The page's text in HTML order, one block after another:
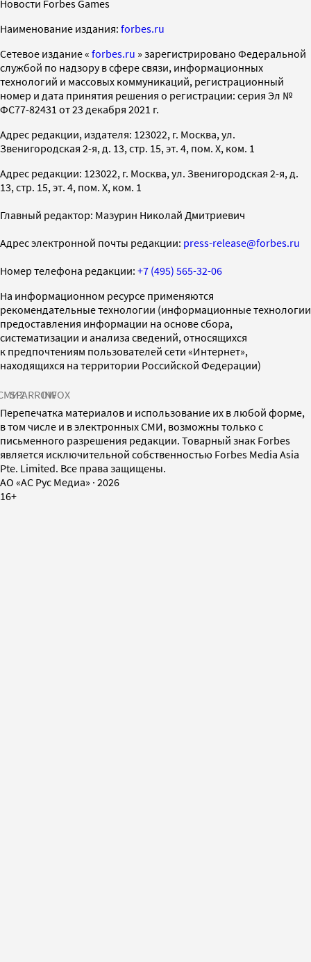
Новости Forbes Games
Наименование издания: forbes.ru
Cетевое издание « forbes.ru » зарегистрировано Федеральной
службой по надзору в сфере связи, информационных
технологий и массовых коммуникаций, регистрационный
номер и дата принятия решения о регистрации: серия Эл №
ФС77-82431 от 23 декабря 2021 г.
Адрес редакции, издателя: 123022, г. Москва, ул.
Звенигородская 2-я, д. 13, стр. 15, эт. 4, пом. X, ком. 1
Адрес редакции: 123022, г. Москва, ул. Звенигородская 2-я, д.
13, стр. 15, эт. 4, пом. X, ком. 1
Главный редактор: Мазурин Николай Дмитриевич
Адрес электронной почты редакции: press-release@forbes.ru
Номер телефона редакции: +7 (495) 565-32-06
На информационном ресурсе применяются
рекомендательные технологии (информационные технологии
предоставления информации на основе сбора,
систематизации и анализа сведений, относящихся
к предпочтениям пользователей сети «Интернет»,
находящихся на территории Российской Федерации)
SPARROWINFOX
Перепечатка материалов и использование их в любой форме,
в том числе и в электронных СМИ, возможны только с
письменного разрешения редакции. Товарный знак Forbes
является исключительной собственностью Forbes Media Asia
Pte. Limited. Все права защищены.
AO «АС Рус Медиа» · 2026
16+